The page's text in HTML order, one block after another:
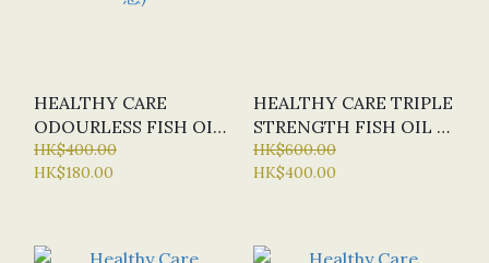
HEALTHY CARE
ODOURLESS FISH OIL
雙倍強度 無味魚油 X 400
粒迷你膠囊 (特選貨品：半
HK$400.00
HK$180.00
HEALTHY CARE TRIPLE
STRENGTH FISH OIL 三
HK$600.00
HK$400.00